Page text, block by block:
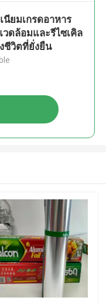
ยมเกรดอาหาร
ดล้อมและรีไซเคิล
ชีวิตที่ยั่งยืน